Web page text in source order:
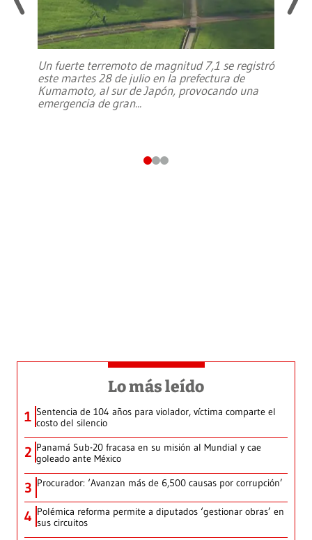
Un fuerte terremoto de magnitud 7,1 se registró
este martes 28 de julio en la prefectura de
Kumamoto, al sur de Japón, provocando una
emergencia de gran...
Lo más leído
1 Sentencia de 104 años para violador, víctima comparte el
costo del silencio
2 Panamá Sub-20 fracasa en su misión al Mundial y cae
goleado ante México
3 Procurador: ‘Avanzan más de 6,500 causas por corrupción’
4 Polémica reforma permite a diputados ‘gestionar obras’ en
sus circuitos